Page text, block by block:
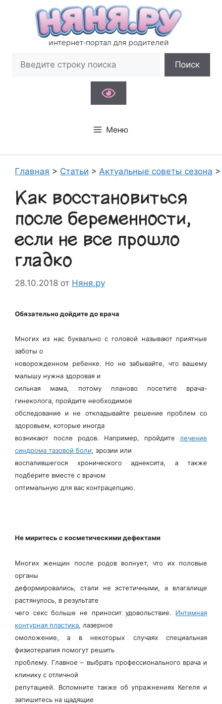
содержимому
интернет-портал для родителей
Поиск
Меню
Главная > Статьи > Актуальные советы сезона
Как восстановиться
после беременности,
если не все прошло
гладко
28.10.2018 от Няня.ру
Обязательно дойдите до врача
Многих из нас буквально с головой называют приятные
заботы о
новорожденном ребенке. Но не забывайте, что вашему
малышу нужна здоровая и
сильная мама, потому планово посетите врача-
гинеколога, пройдите необходимое
обследование и не откладывайте решение проблем со
здоровьем, которые иногда
возникают после родов. Например, пройдите лечение
синдрома тазовой боли, эрозии или
воспалившегося хронического аднексита, а также
подберите вместе с врачом
оптимальную для вас контрацепцию.
Не миритесь с косметическими дефектами
Многих женщин после родов волнует, что их половые
органы
деформировались, стали не эстетичными, а влагалище
растянулось, в результате
чего секс больше не приносит удовольствие. Интимная
контурная пластика, лазерное
омоложение, а в некоторых случаях специальная
физиотерапия помогут решить
проблему. Главное – выбрать профессионального врача и
клинику с отличной
репутацией. Вспомните также об упражнениях Кегеля и
запишитесь на щадящие